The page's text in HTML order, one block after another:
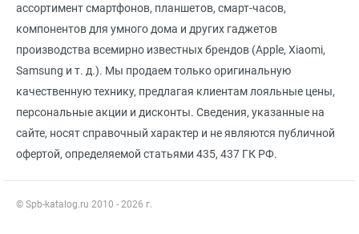
ассортимент смартфонов, планшетов, смарт-часов,
компонентов для умного дома и других гаджетов
производства всемирно известных брендов (Apple, Xiaomi,
Samsung и т. д.). Мы продаем только оригинальную
качественную технику, предлагая клиентам лояльные цены,
персональные акции и дисконты. Сведения, указанные на
сайте, носят справочный характер и не являются публичной
офертой, определяемой статьями 435, 437 ГК РФ.
© Spb-katalog.ru 2010 - 2026 г.